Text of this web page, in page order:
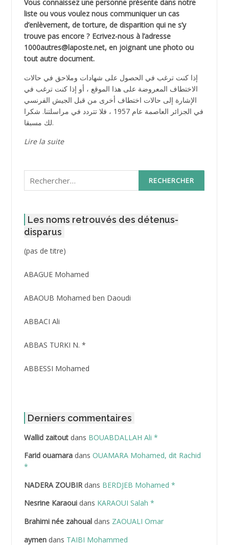
Vous connaissez une personne présente dans notre
liste ou vous voulez nous communiquer un cas
d’enlèvement, de torture, de disparition qui ne s’y
trouve pas encore ? Ecrivez-nous à l’adresse
1000autres@laposte.net, en joignant une photo ou
tout autre document.
إذا كنت ترغب في الحصول على شهادات وملاحق في حالات
الاختطاف المعروضة على هذا الموقع ، أو إذا كنت ترغب في
الإشارة إلى حالات اختطاف أخرى من قبل الجيش الفرنسي
في الجزائر العاصمة عام 1957 ، فلا تتردد في مراسلتنا. شكرا
لك مسبقا.
Lire la suite
Rechercher :
Les noms retrouvés des détenus-
disparus
(pas de titre)Post
3416
ABAGUE Mohamed
ABAOUB Mohamed ben Daoudi
ABBACI Ali
ABBAS TURKI N. *
ABBESSI Mohamed
ABDAT Amar
ABDEDDAIM Hamid
ABDELAZIZ Mohamed
ABDELHAFID Lakhdar
Derniers commentaires
Wallid zaitoutdans BOUABDALLAH Ali *
Farid ouamaradans OUAMARA Mohamed, dit Rachid
*
NADERA ZOUBIRdans BERDJEB Mohamed *
Nesrine Karaouidans KARAOUI Salah *
Brahimi née zahoualdans ZAOUALI Omar
aymendans TAIBI Mohammed